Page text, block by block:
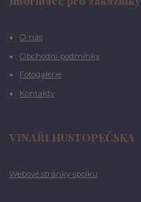
O nás
Obchodní podmínky
Fotogalerie
Kontakty
VINAŘI HUSTOPEČSKA
Webové stránky spolku